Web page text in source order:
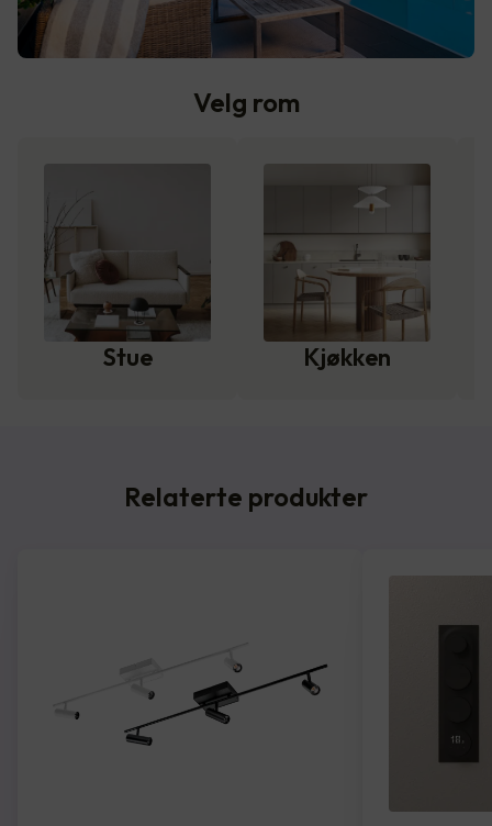
Velg rom
Stue Kjøkken
Relaterte produkter